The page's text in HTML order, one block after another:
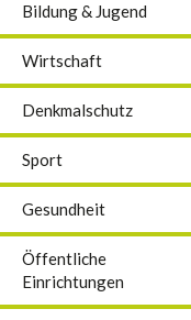
Bildung & Jugend
Wirtschaft
Denkmalschutz
Sport
Gesundheit
Öffentliche
Einrichtungen